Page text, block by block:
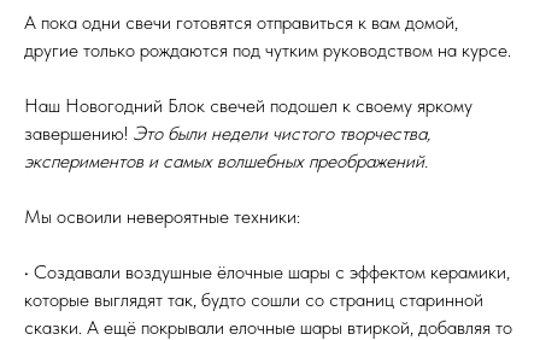
А пока одни свечи готовятся отправиться к вам домой,
другие только рождаются под чутким руководством на курсе.
Наш Новогодний Блок свечей подошел к своему яркому
завершению! Это были недели чистого творчества,
экспериментов и самых волшебных преображений.
Мы освоили невероятные техники:
• Создавали воздушные ёлочные шары с эффектом керамики,
которые выглядят так, будто сошли со страниц старинной
сказки. А ещё покрывали елочные шары втиркой, добавляя то